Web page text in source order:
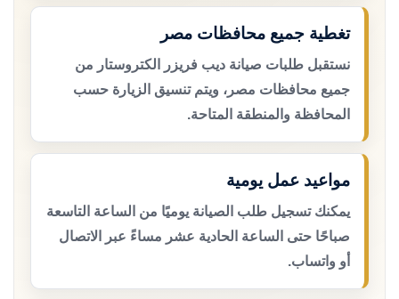
تغطية جميع محافظات مصر
نستقبل طلبات صيانة ديب فريزر الكتروستار من
جميع محافظات مصر، ويتم تنسيق الزيارة حسب
المحافظة والمنطقة المتاحة.
مواعيد عمل يومية
يمكنك تسجيل طلب الصيانة يوميًا من الساعة التاسعة
صباحًا حتى الساعة الحادية عشر مساءً عبر الاتصال
أو واتساب.